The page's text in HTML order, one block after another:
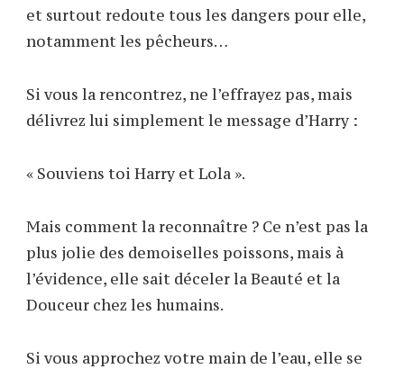
et surtout redoute tous les dangers pour elle,
notamment les pêcheurs…
Si vous la rencontrez, ne l’effrayez pas, mais
délivrez lui simplement le message d’Harry :
« Souviens toi Harry et Lola ».
Mais comment la reconnaître ? Ce n’est pas la
plus jolie des demoiselles poissons, mais à
l’évidence, elle sait déceler la Beauté et la
Douceur chez les humains.
Si vous approchez votre main de l’eau, elle se